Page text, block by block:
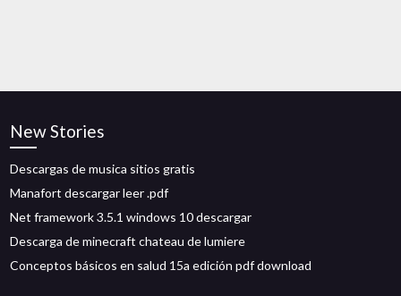
New Stories
Descargas de musica sitios gratis
Manafort descargar leer .pdf
Net framework 3.5.1 windows 10 descargar
Descarga de minecraft chateau de lumiere
Conceptos básicos en salud 15a edición pdf download